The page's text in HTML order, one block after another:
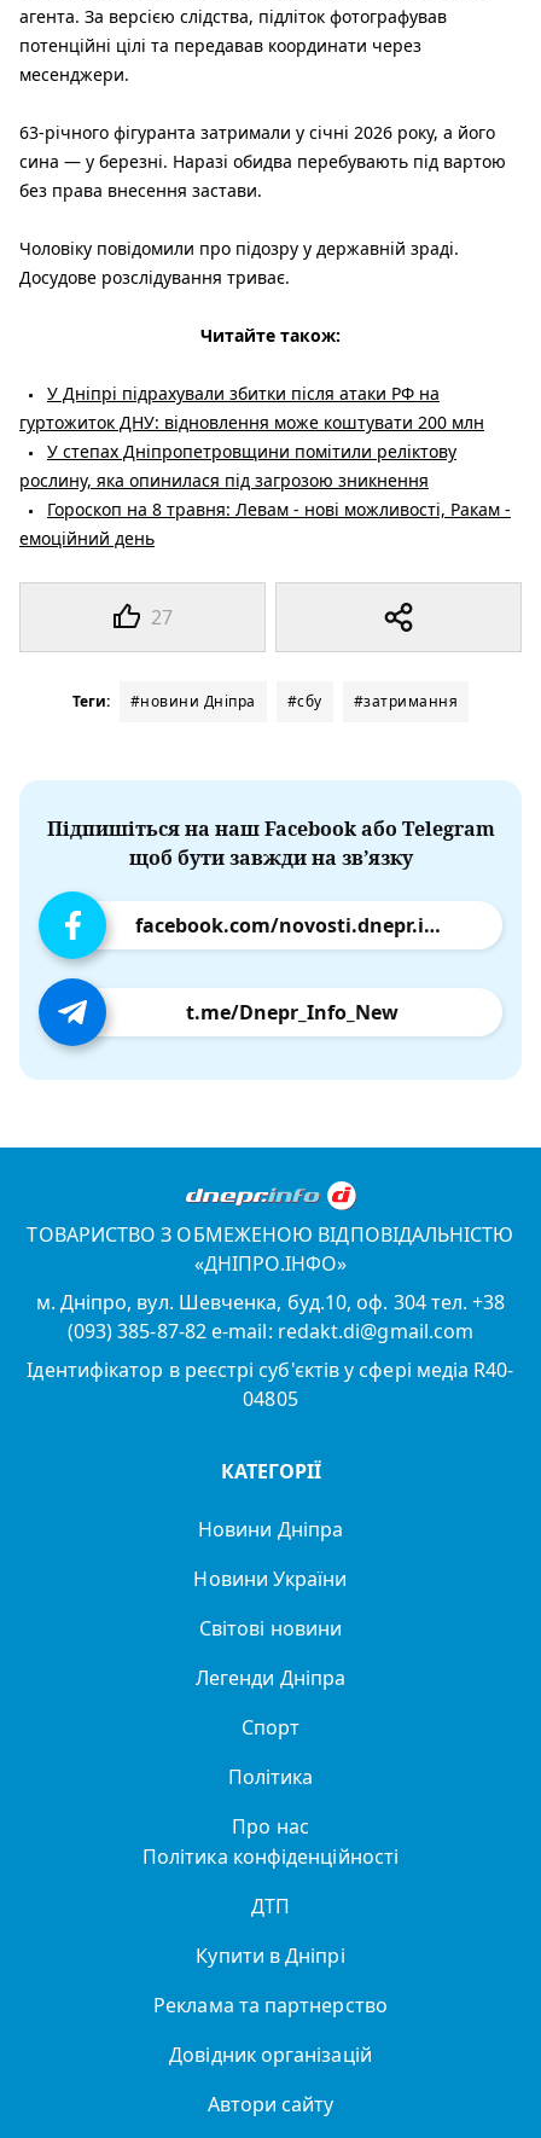
27
агента. За версією слідства, підліток фотографував
потенційні цілі та передавав координати через
месенджери.
63-річного фігуранта затримали у січні 2026 року, а його
сина — у березні. Наразі обидва перебувають під вартою
без права внесення застави.
Чоловіку повідомили про підозру у державній зраді.
Досудове розслідування триває.
Читайте також:
У Дніпрі підрахували збитки після атаки РФ на
гуртожиток ДНУ: відновлення може коштувати 200 млн
У степах Дніпропетровщини помітили реліктову
рослину, яка опинилася під загрозою зникнення
Гороскоп на 8 травня: Левам - нові можливості, Ракам -
емоційний день
Теги: #новини Дніпра #сбу #затримання
Підпишіться на наш Facebook або Telegram
щоб бути завжди на зв’язку
facebook.com/novosti.dnepr.info
t.me/Dnepr_Info_New
ТОВАРИСТВО З ОБМЕЖЕНОЮ ВІДПОВІДАЛЬНІСТЮ
«ДНІПРО.ІНФО»
м. Дніпро, вул. Шевченка, буд.10, оф. 304 тел. +38
(093) 385-87-82 e-mail: redakt.di@gmail.com
Ідентифікатор в реєстрі суб'єктів у сфері медіа R40-
04805
КАТЕГОРІЇ
Новини Дніпра
Новини України
Світові новини
Легенди Дніпра
Спорт
Політика
Про нас
Політика конфіденційності
ДТП
Купити в Дніпрі
Реклама та партнерство
Довідник організацій
Автори сайту